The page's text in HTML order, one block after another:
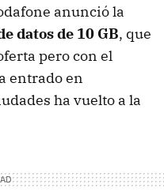
anunció la
datos de 10 GB, que
pero con el
entrado en
ha vuelto a la